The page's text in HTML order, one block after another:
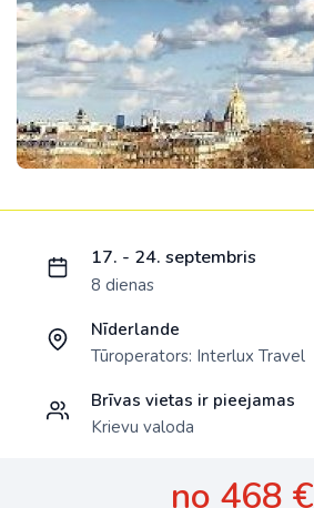
17. - 24. septembris
8 dienas
Nīderlande
Tūroperators: Interlux Travel
Brīvas vietas ir pieejamas
Krievu valoda
no 468 €